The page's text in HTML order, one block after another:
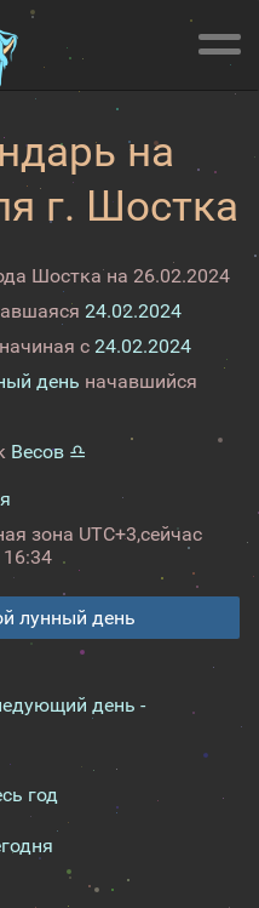
на
г. Шостка
Шостка на 26.02.2024
24.02.2024
с 24.02.2024
день начавшийся
Весов ♎
зона UTC+3,сейчас
лунный день
день -
год